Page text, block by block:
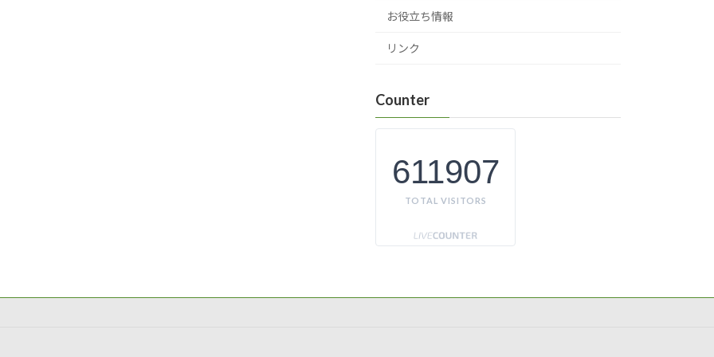
お役立ち情報
リンク
Counter
611907
TOTAL VISITORS